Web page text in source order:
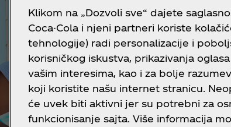
Klikom na „Dozvoli sve“ dajete
Coca-Cola i njeni partneri koriste
tehnologije) radi personalizacije i
korisničkog iskustva, prikazivanja
vašim interesima, kao i za bolje
koji koristite našu internet stranicu.
će uvek biti aktivni jer su potrebni za
funkcionisanje sajta. Više informacija